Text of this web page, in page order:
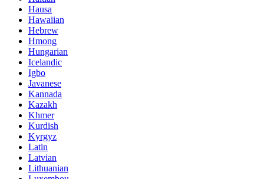
Hausa
Hawaiian
Hebrew
Hmong
Hungarian
Icelandic
Igbo
Javanese
Kannada
Kazakh
Khmer
Kurdish
Kyrgyz
Latin
Latvian
Lithuanian